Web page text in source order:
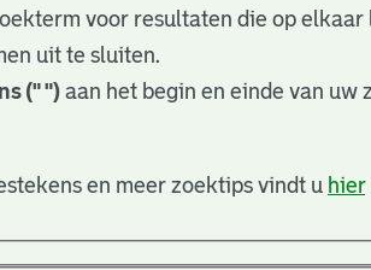
voor resultaten die op elkaar
uit te sluiten.
(" ") aan het begin en einde van uw
en meer zoektips vindt u hier